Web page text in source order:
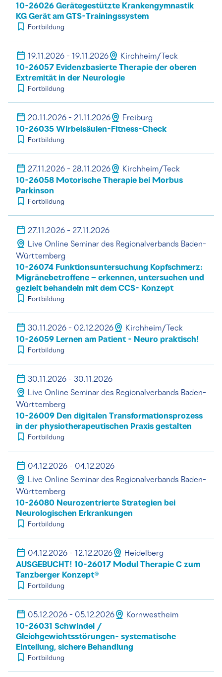
10-26026 Gerätegestützte Krankengymnastik
KG Gerät am GTS-Trainingssystem
Fortbildung
19.11.2026 - 19.11.2026 Kirchheim/Teck
10-26057 Evidenzbasierte Therapie der oberen
Extremität in der Neurologie
Fortbildung
20.11.2026 - 21.11.2026 Freiburg
10-26035 Wirbelsäulen-Fitness-Check
Fortbildung
27.11.2026 - 28.11.2026 Kirchheim/Teck
10-26058 Motorische Therapie bei Morbus
Parkinson
Fortbildung
27.11.2026 - 27.11.2026
Live Online Seminar des Regionalverbands Baden-
Württemberg
10-26074 Funktionsuntersuchung Kopfschmerz:
Migränebetroffene – erkennen, untersuchen und
gezielt behandeln mit dem CCS- Konzept
Fortbildung
30.11.2026 - 02.12.2026 Kirchheim/Teck
10-26059 Lernen am Patient - Neuro praktisch!
Fortbildung
30.11.2026 - 30.11.2026
Live Online Seminar des Regionalverbands Baden-
Württemberg
10-26009 Den digitalen Transformationsprozess
in der physiotherapeutischen Praxis gestalten
Fortbildung
04.12.2026 - 04.12.2026
Live Online Seminar des Regionalverbands Baden-
Württemberg
10-26080 Neurozentrierte Strategien bei
Neurologischen Erkrankungen
Fortbildung
04.12.2026 - 12.12.2026 Heidelberg
AUSGEBUCHT! 10-26017 Modul Therapie C zum
Tanzberger Konzept®
Fortbildung
05.12.2026 - 05.12.2026 Kornwestheim
10-26031 Schwindel /
Gleichgewichtsstörungen- systematische
Einteilung, sichere Behandlung
Fortbildung